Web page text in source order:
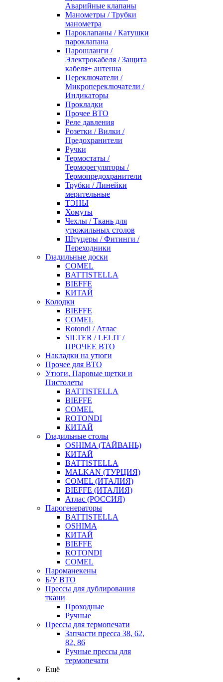
Аварийные клапаны
Манометры / Трубки
манометра
Пароклапаны / Катушки
пароклапана
Парошланги /
Электрокабеля / Защита
кабеля+ антенна
Переключатели /
Микропереключатели /
Индикаторы
Прокладки
Прочее ВТО
Реле давления
Розетки / Вилки /
Предохранители
Ручки
Термостаты /
Терморегуляторы /
Термопредохранители
Трубки / Линейки
мерительные
ТЭНЫ
Хомуты
Чехлы / Ткань для
утюжильных столов
Штуцеры / Фитинги /
Переходники
Гладильные доски
COMEL
BATTISTELLA
BIEFFE
КИТАЙ
Колодки
BIEFFE
COMEL
Rotondi / Атлас
SILTER / LELIT /
ПРОЧЕЕ ВТО
Накладки на утюги
Прочее для ВТО
Утюги, Паровые щетки и
Пистолеты
BATTISTELLA
BIEFFE
COMEL
ROTONDI
КИТАЙ
Гладильные столы
OSHIMA (ТАЙВАНЬ)
КИТАЙ
BATTISTELLA
MALKAN (ТУРЦИЯ)
COMEL (ИТАЛИЯ)
BIEFFE (ИТАЛИЯ)
Атлас (РОССИЯ)
Парогенераторы
BATTISTELLA
OSHIMA
КИТАЙ
BIEFFE
ROTONDI
COMEL
Пароманекены
Б/У ВТО
Прессы для дублирования
ткани
Проходные
Ручные
Прессы для термопечати
Запчасти пресса 38, 62,
82, 86
Ручные прессы для
термопечати
Ещё